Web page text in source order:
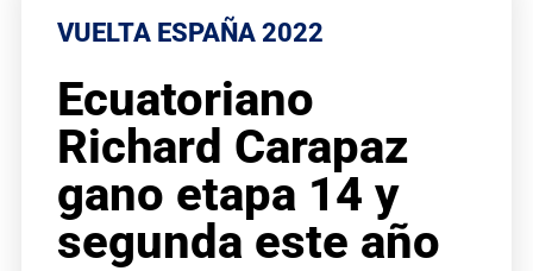
VUELTA ESPAÑA 2022
Ecuatoriano
Richard Carapaz
gano etapa 14 y
segunda este año